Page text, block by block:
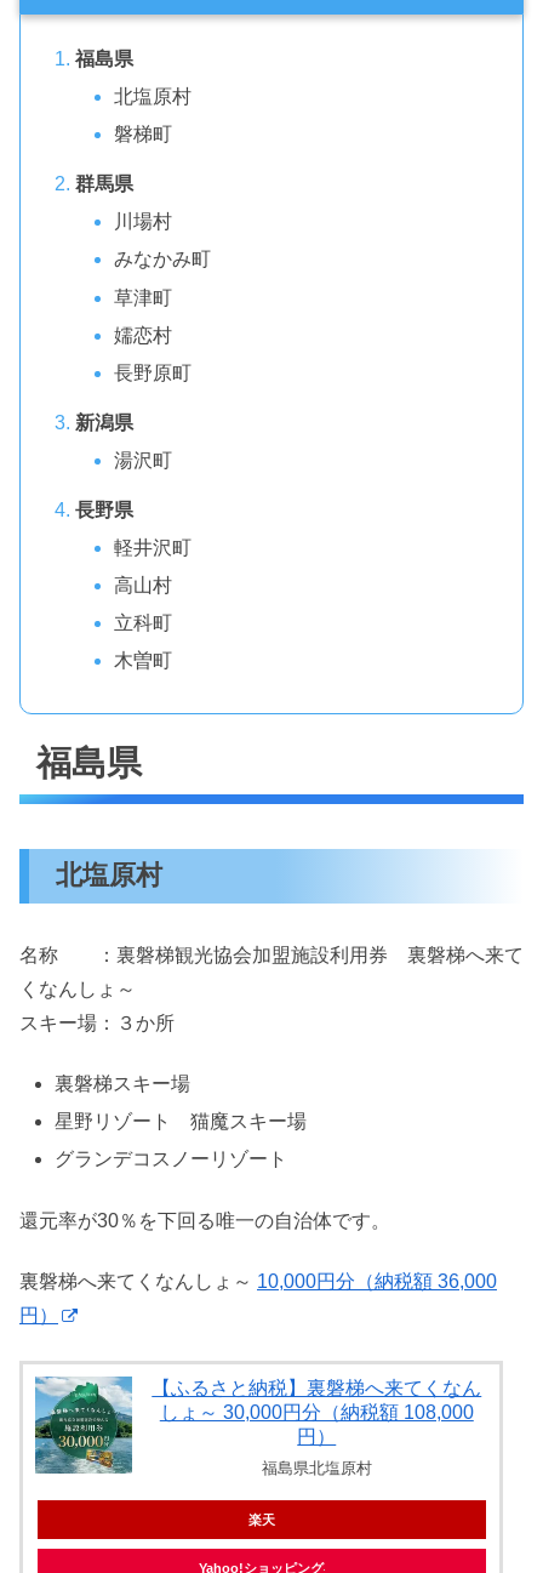
福島県
北塩原村
磐梯町
群馬県
川場村
みなかみ町
草津町
嬬恋村
長野原町
新潟県
湯沢町
長野県
軽井沢町
高山村
立科町
木曽町
福島県
北塩原村
名称 ：裏磐梯観光協会加盟施設利用券 裏磐梯へ来て
くなんしょ～
スキー場：３か所
裏磐梯スキー場
星野リゾート 猫魔スキー場
グランデコスノーリゾート
還元率が30％を下回る唯一の自治体です。
裏磐梯へ来てくなんしょ～ 10,000円分（納税額 36,000
円）
【ふるさと納税】裏磐梯へ来てくなん
しょ～ 30,000円分（納税額 108,000
円）
福島県北塩原村
楽天
Yahoo!ショッピング